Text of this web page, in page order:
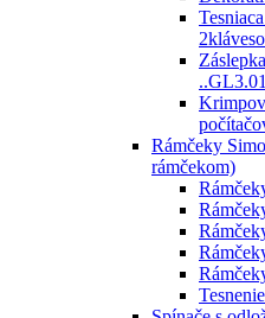
Rámčeky
rámčekom)